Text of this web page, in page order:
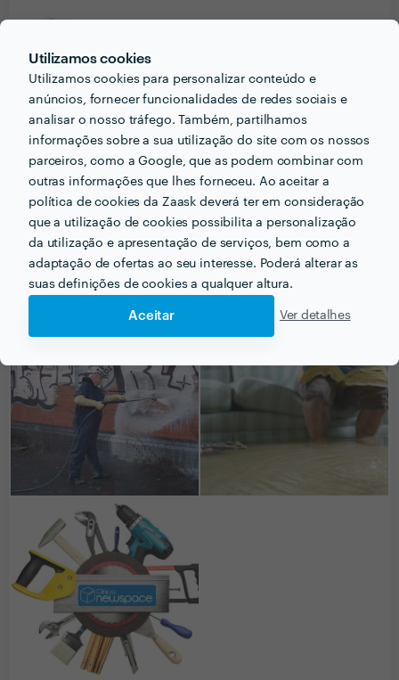
Utilizamos cookies
Utilizamos cookies para personalizar conteúdo e
anúncios, fornecer funcionalidades de redes sociais e
analisar o nosso tráfego. Também, partilhamos
informações sobre a sua utilização do site com os nossos
parceiros, como a Google, que as podem combinar com
outras informações que lhes forneceu. Ao aceitar a
política de cookies da Zaask deverá ter em consideração
que a utilização de cookies possibilita a personalização
da utilização e apresentação de serviços, bem como a
adaptação de ofertas ao seu interesse. Poderá alterar as
suas definições de cookies a qualquer altura.
Aceitar Ver detalhes
25 Ago 2014
A contractar sem hesitar. Trabalho com garantia de 2
anos. 100% profissional.
Ver mais
PORTEFÓLIO